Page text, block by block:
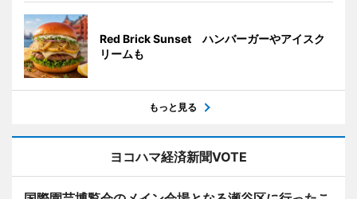
Red Brick Sunset ハンバーガーやアイスク
リームも
もっと見る
ヨコハマ経済新聞VOTE